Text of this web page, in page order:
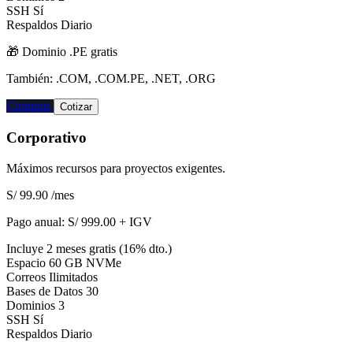
SSH Sí
Respaldos Diario
🎁 Dominio .PE gratis
También: .COM, .COM.PE, .NET, .ORG
Comprar Cotizar
Corporativo
Máximos recursos para proyectos exigentes.
S/ 99.90 /mes
Pago anual: S/ 999.00 + IGV
Incluye 2 meses gratis (16% dto.)
Espacio 60 GB NVMe
Correos Ilimitados
Bases de Datos 30
Dominios 3
SSH Sí
Respaldos Diario